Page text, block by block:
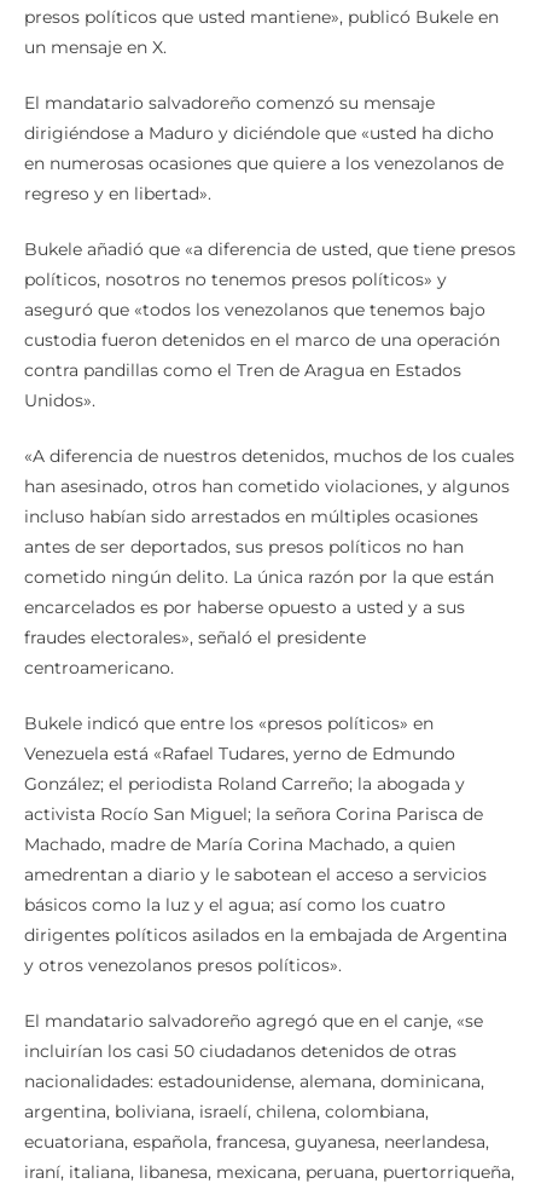
presos políticos que usted mantiene», publicó Bukele en
un mensaje en X.
El mandatario salvadoreño comenzó su mensaje
dirigiéndose a Maduro y diciéndole que «usted ha dicho
en numerosas ocasiones que quiere a los venezolanos de
regreso y en libertad».
Bukele añadió que «a diferencia de usted, que tiene presos
políticos, nosotros no tenemos presos políticos» y
aseguró que «todos los venezolanos que tenemos bajo
custodia fueron detenidos en el marco de una operación
contra pandillas como el Tren de Aragua en Estados
Unidos».
«A diferencia de nuestros detenidos, muchos de los cuales
han asesinado, otros han cometido violaciones, y algunos
incluso habían sido arrestados en múltiples ocasiones
antes de ser deportados, sus presos políticos no han
cometido ningún delito. La única razón por la que están
encarcelados es por haberse opuesto a usted y a sus
fraudes electorales», señaló el presidente
centroamericano.
Bukele indicó que entre los «presos políticos» en
Venezuela está «Rafael Tudares, yerno de Edmundo
González; el periodista Roland Carreño; la abogada y
activista Rocío San Miguel; la señora Corina Parisca de
Machado, madre de María Corina Machado, a quien
amedrentan a diario y le sabotean el acceso a servicios
básicos como la luz y el agua; así como los cuatro
dirigentes políticos asilados en la embajada de Argentina
y otros venezolanos presos políticos».
El mandatario salvadoreño agregó que en el canje, «se
incluirían los casi 50 ciudadanos detenidos de otras
nacionalidades: estadounidense, alemana, dominicana,
argentina, boliviana, israelí, chilena, colombiana,
ecuatoriana, española, francesa, guyanesa, neerlandesa,
iraní, italiana, libanesa, mexicana, peruana, puertorriqueña,